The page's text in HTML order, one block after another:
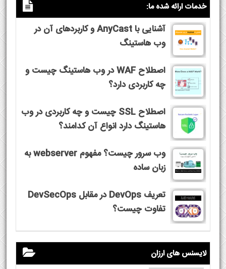
خدمات ارائه شده ما:
آشنایی با AnyCast و کاربردهای آن در
وب هاستینگ
اصطلاح WAF در وب هاستینگ چیست و
چه کاربردی دارد؟
اصطلاح SSL چیست و چه کاربردی در وب
هاستینگ دارد انواع آن کدامند؟
وب سرور چیست؟ مفهوم webserver به
زبان ساده
تعریف DevOps در مقابل DevSecOps
تفاوت چیست؟
لایسنس های ارزان